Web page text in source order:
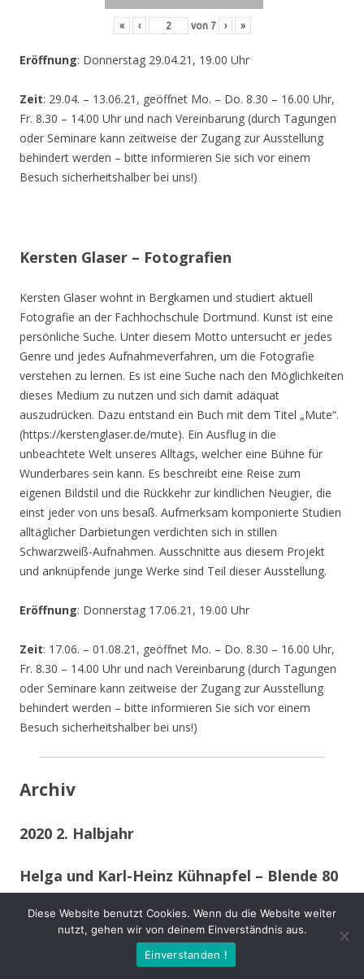
« ‹ von 7 › »
Eröffnung: Donnerstag 29.04.21, 19.00 Uhr
Zeit: 29.04. – 13.06.21, geöffnet Mo. – Do. 8.30 – 16.00 Uhr,
Fr. 8.30 – 14.00 Uhr und nach Vereinbarung (durch Tagungen
oder Seminare kann zeitweise der Zugang zur Ausstellung
behindert werden – bitte informieren Sie sich vor einem
Besuch sicherheitshalber bei uns!)
Kersten Glaser – Fotografien
Kersten Glaser wohnt in Bergkamen und studiert aktuell
Fotografie an der Fachhochschule Dortmund. Kunst ist eine
persönliche Suche. Unter diesem Motto untersucht er jedes
Genre und jedes Aufnahmeverfahren, um die Fotografie
verstehen zu lernen. Es ist eine Suche nach den Möglichkeiten
dieses Medium zu nutzen und sich damit adäquat
auszudrücken. Dazu entstand ein Buch mit dem Titel „Mute“.
(https://kerstenglaser.de/mute). Ein Ausflug in die
unbeachtete Welt unseres Alltags, welcher eine Bühne für
Wunderbares sein kann. Es beschreibt eine Reise zum
eigenen Bildstil und die Rückkehr zur kindlichen Neugier, die
einst jeder von uns besaß. Aufmerksam komponierte Studien
alltäglicher Darbietungen verdichten sich in stillen
Schwarzweiß-Aufnahmen. Ausschnitte aus diesem Projekt
und anknüpfende junge Werke sind Teil dieser Ausstellung.
Eröffnung: Donnerstag 17.06.21, 19.00 Uhr
Zeit: 17.06. – 01.08.21, geöffnet Mo. – Do. 8.30 – 16.00 Uhr,
Fr. 8.30 – 14.00 Uhr und nach Vereinbarung (durch Tagungen
oder Seminare kann zeitweise der Zugang zur Ausstellung
behindert werden – bitte informieren Sie sich vor einem
Besuch sicherheitshalber bei uns!)
Archiv
2020 2. Halbjahr
Helga und Karl-Heinz Kühnapfel – Blende 80
Das Fotografen Ehepaar
wohnt in Kamen-Methler in einem von Efeu begrüntem Haus
umgeben von einem naturnahen Garten mit Teich, kleinen
Diese Website benutzt Cookies. Wenn du die Website weiter
nutzt, gehen wir von deinem Einverständnis aus.
Einverstanden !